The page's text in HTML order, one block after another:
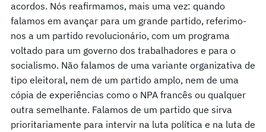
acordos. Nós reafirmamos, mais uma vez: quando
falamos em avançar para um grande partido, referimo-
nos a um partido revolucionário, com um programa
voltado para um governo dos trabalhadores e para o
socialismo. Não falamos de uma variante organizativa de
tipo eleitoral, nem de um partido amplo, nem de uma
cópia de experiências como o NPA francês ou qualquer
outra semelhante. Falamos de um partido que sirva
prioritariamente para intervir na luta política e na luta de